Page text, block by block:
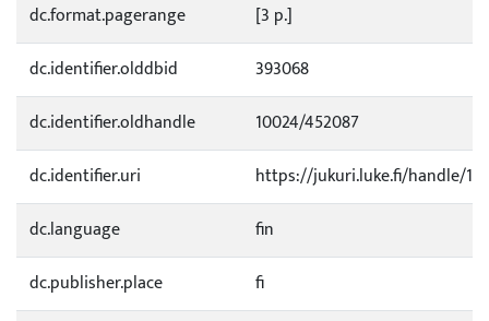
dc.format.pagerange
[3 p.]
dc.identifier.olddbid
393068
dc.identifier.oldhandle
10024/452087
dc.identifier.uri
https://jukuri.luke.fi/handle/
dc.language
fin
dc.publisher.place
fi